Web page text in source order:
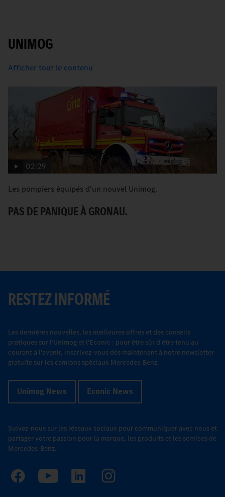
UNIMOG
Afficher tout le contenu
02:29
Les pompiers équipés d'un nouvel Unimog.
PAS DE PANIQUE À GRONAU.
RESTEZ INFORMÉ
Les dernières nouvelles, les meilleures offres et des conseils
pratiques sur l'Unimog et l'Econic : pour être sûr d'être tenu au
courant à l'avenir, inscrivez-vous dès maintenant à notre newsletter
gratuite sur les camions spéciaux Mercedes-Benz.
Unimog News Econic News
Suivez-nous sur les réseaux sociaux pour communiquer avec nous et
partager votre passion pour la marque, les produits et les services de
Mercedes-Benz.